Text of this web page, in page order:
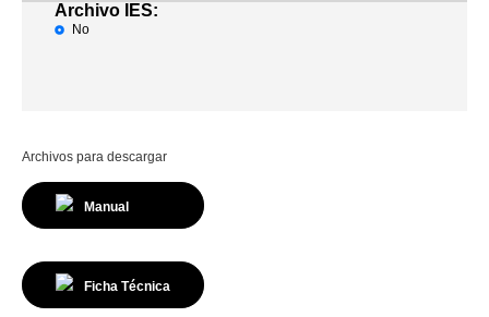
Archivo IES:
No
Archivos para descargar
Manual
Ficha Técnica